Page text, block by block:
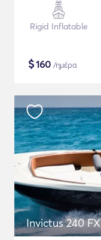
Rigid Inflatable
$160 /ημέρα
Invictus 240 FX